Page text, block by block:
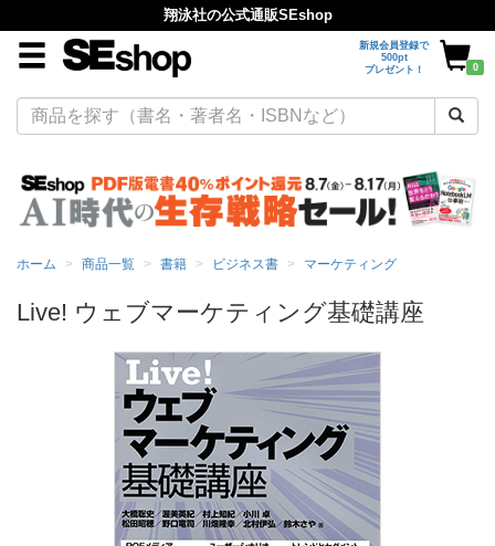
翔泳社の公式通販SEshop
新規会員登録で
500pt
プレゼント！
0
ホーム 商品一覧 書籍 ビジネス書 マーケティング
Live! ウェブマーケティング基礎講座